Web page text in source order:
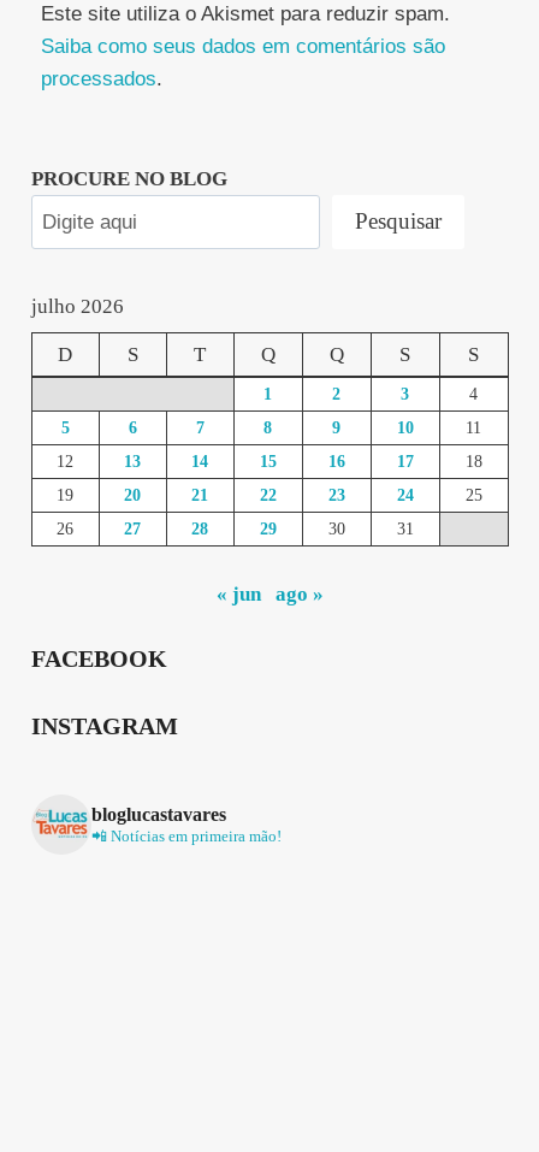
Este site utiliza o Akismet para reduzir spam.
Saiba como seus dados em comentários são
processados.
PROCURE NO BLOG
Pesquisar
julho 2026
D S T Q Q S S
1 2 3
4
5
6 7 8 9 10
11
12
13 14 15 16 17
18
19
20 21 22 23 24
25
26
27 28 29 30 31
« jun ago »
FACEBOOK
INSTAGRAM
bloglucastavares
📲 Notícias em primeira mão!